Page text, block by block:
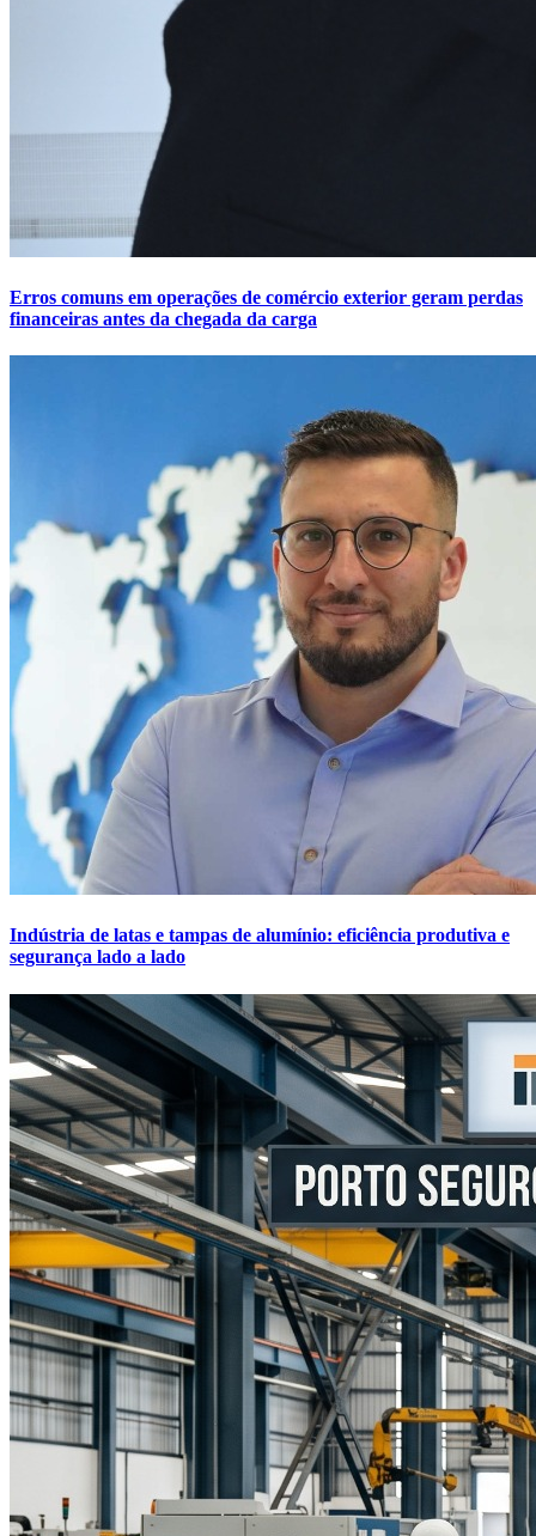
Erros comuns em operações de comércio exterior geram perdas
financeiras antes da chegada da carga
Indústria de latas e tampas de alumínio: eficiência produtiva e
segurança lado a lado